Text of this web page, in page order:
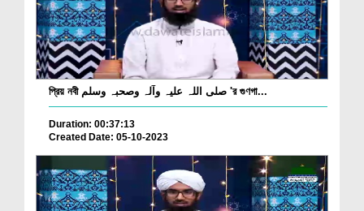
প্রিয় নবী صلی اللہ علیہ وآلہ وصحبہ وسلم 'র গুণগা...
Duration: 00:37:13
Created Date: 05-10-2023